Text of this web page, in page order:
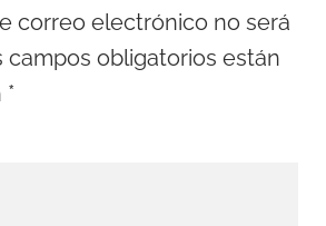
correo electrónico no será
campos obligatorios están
*